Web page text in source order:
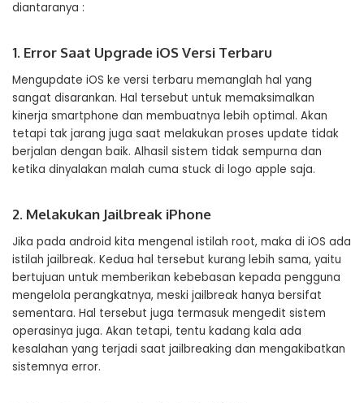
diantaranya :
1. Error Saat Upgrade iOS Versi Terbaru
Mengupdate iOS ke versi terbaru memanglah hal yang
sangat disarankan. Hal tersebut untuk memaksimalkan
kinerja smartphone dan membuatnya lebih optimal. Akan
tetapi tak jarang juga saat melakukan proses update tidak
berjalan dengan baik. Alhasil sistem tidak sempurna dan
ketika dinyalakan malah cuma stuck di logo apple saja.
2. Melakukan Jailbreak iPhone
Jika pada android kita mengenal istilah root, maka di iOS ada
istilah jailbreak. Kedua hal tersebut kurang lebih sama, yaitu
bertujuan untuk memberikan kebebasan kepada pengguna
mengelola perangkatnya, meski jailbreak hanya bersifat
sementara. Hal tersebut juga termasuk mengedit sistem
operasinya juga. Akan tetapi, tentu kadang kala ada
kesalahan yang terjadi saat jailbreaking dan mengakibatkan
sistemnya error.